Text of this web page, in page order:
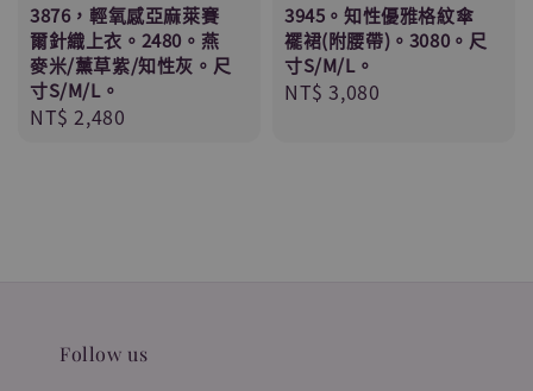
3876，輕氧感亞麻萊賽
爾針織上衣。2480。燕
麥米/薰草紫/知性灰。尺
寸S/M/L。
Regular
NT$ 2,480
3945。知性優雅格紋傘
襬裙(附腰帶)。3080。尺
寸S/M/L。
Regular
NT$ 3,080
Follow us